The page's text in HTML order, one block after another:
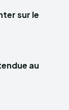
sur le
au